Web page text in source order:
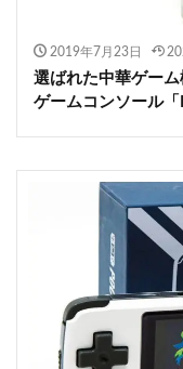
2019年7月23日
選ばれた中華ゲー
ゲームコンソール